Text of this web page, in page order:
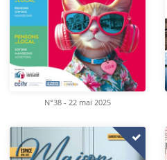
N°38 - 22 mai 2025